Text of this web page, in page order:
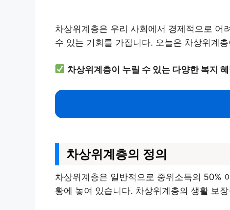
차상위계층은 우리 사회에서 경제적으로 어
수 있는 기회를 가집니다. 오늘은 차상위계
차상위계층이 누릴 수 있는 다양한 복지
차상위계층의 정의
차상위계층은 일반적으로 중위소득의 50%
황에 놓여 있습니다. 차상위계층의 생활 보